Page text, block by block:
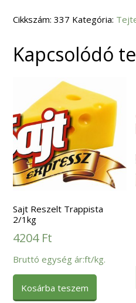
Cikkszám:337 Kategória:
Kapcsolódó
Sajt Reszelt Trappista
2/1kg
4204 Ft
Bruttó egység ár:ft/kg.
Kosárba teszem